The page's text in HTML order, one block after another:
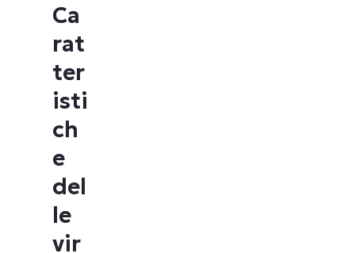
Ca
rat
ter
isti
ch
e
del
le
vir